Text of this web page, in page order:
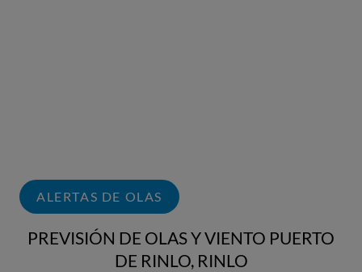
ALERTAS DE OLAS
PREVISIÓN DE OLAS Y VIENTO PUERTO
DE RINLO, RINLO